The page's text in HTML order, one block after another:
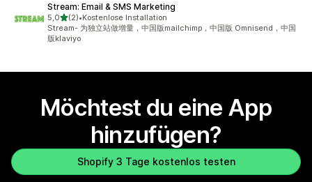
Stream: Email & SMS Marketing
5,0von 5 Sternen
(2)
2 Rezensionen insgesamt
•Kostenlose Installation
Stream- 为独立站做增量，中国版mailchimp，中国版 Omnisend，中国
版klaviyo
Möchtest du eine App
hinzufügen?
Shopify 3 Tage kostenlos testen